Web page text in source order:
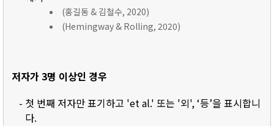
(홍길동 & 김철수, 2020)
(Hemingway & Rolling, 2020)
저자가 3명 이상인 경우
- 첫 번째 저자만 표기하고 'et al.' 또는 '외', ‘등’을 표시합니
다.